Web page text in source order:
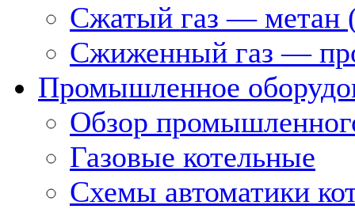
Сжатый газ — метан
Сжиженный газ —
Промышленное
Обзор
Газовые котельные
Схемы автоматики